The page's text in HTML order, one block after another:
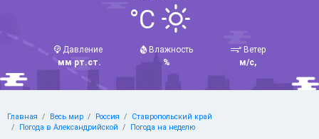
°C
Давление
мм рт.ст.
Влажность
%
Ветер
м/с,
Главная Весь мир Россия
Ставропольский край
Погода в Александрийской
Погода на неделю